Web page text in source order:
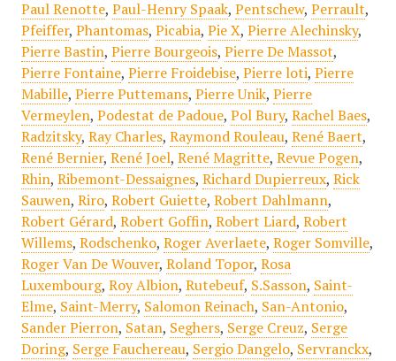
Paul Renotte, Paul-Henry Spaak, Pentschew, Perrault,
Pfeiffer, Phantomas, Picabia, Pie X, Pierre Alechinsky,
Pierre Bastin, Pierre Bourgeois, Pierre De Massot,
Pierre Fontaine, Pierre Froidebise, Pierre loti, Pierre
Mabille, Pierre Puttemans, Pierre Unik, Pierre
Vermeylen, Podestat de Padoue, Pol Bury, Rachel Baes,
Radzitsky, Ray Charles, Raymond Rouleau, René Baert,
René Bernier, René Joel, René Magritte, Revue Pogen,
Rhin, Ribemont-Dessaignes, Richard Dupierreux, Rick
Sauwen, Riro, Robert Guiette, Robert Dahlmann,
Robert Gérard, Robert Goffin, Robert Liard, Robert
Willems, Rodschenko, Roger Averlaete, Roger Somville,
Roger Van De Wouver, Roland Topor, Rosa
Luxembourg, Roy Albion, Rutebeuf, S.Sasson, Saint-
Elme, Saint-Merry, Salomon Reinach, San-Antonio,
Sander Pierron, Satan, Seghers, Serge Creuz, Serge
Doring, Serge Fauchereau, Sergio Dangelo, Servranckx,